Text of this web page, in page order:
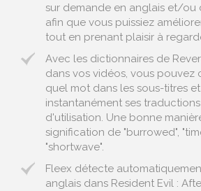
sur demande en anglais et/ou
afin que vous puissiez
tout en prenant plaisir à
Avec les dictionnaires de
dans vos vidéos, vous pouvez
quel mot dans les sous-titres
instantanément ses
d'utilisation. Une bonne
signification de "burrowed",
"shortwave".
Fleex détecte
anglais dans Resident Evil :